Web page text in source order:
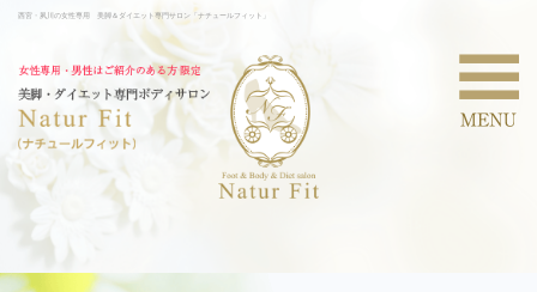
西宮・夙川の女性専用 美脚＆ダイエット専門サロン「ナチュールフィット」